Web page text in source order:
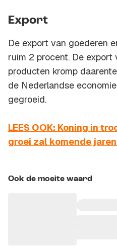
Export
De export van goederen
ruim 2 procent. De export
producten kromp
de Nederlandse
gegroeid.
LEES OOK: Koning in
groei zal komende
Ook de moeite waard